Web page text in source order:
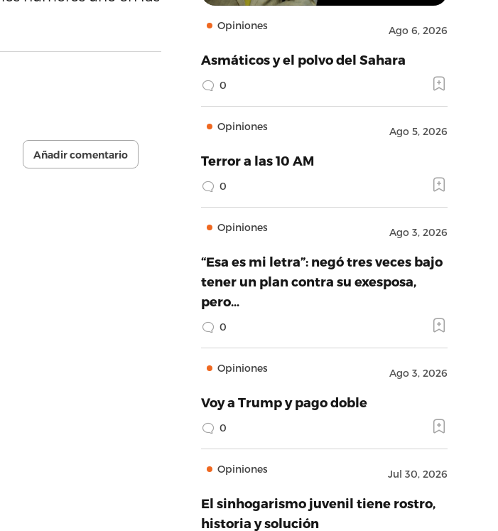
Añadir comentario
Opiniones Ago 6, 2026
Asmáticos y el polvo del Sahara
0
Opiniones Ago 5, 2026
Terror a las 10 AM
0
Opiniones Ago 3, 2026
“Esa es mi letra”: negó tres veces bajo
tener un plan contra su exesposa,
pero…
0
Opiniones Ago 3, 2026
Voy a Trump y pago doble
0
Opiniones Jul 30, 2026
El sinhogarismo juvenil tiene rostro,
historia y solución